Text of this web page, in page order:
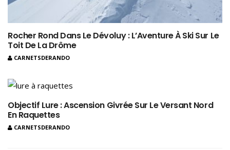
Rocher Rond Dans Le Dévoluy : L’Aventure À Ski Sur Le
Toit De La Drôme
CARNETSDERANDO
Objectif Lure : Ascension Givrée Sur Le Versant Nord
En Raquettes
CARNETSDERANDO